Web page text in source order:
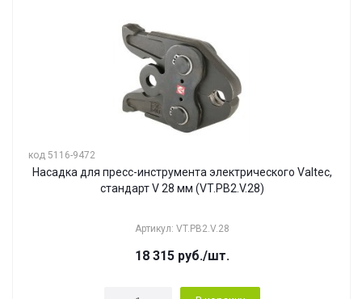
код 5116-9472
Насадка для пресс-инструмента электрического Valtec,
стандарт V 28 мм (VT.PB2.V.28)
Артикул: VT.PB2.V.28
18 315руб./шт.